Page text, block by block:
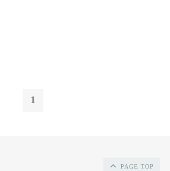
1
PAGE TOP